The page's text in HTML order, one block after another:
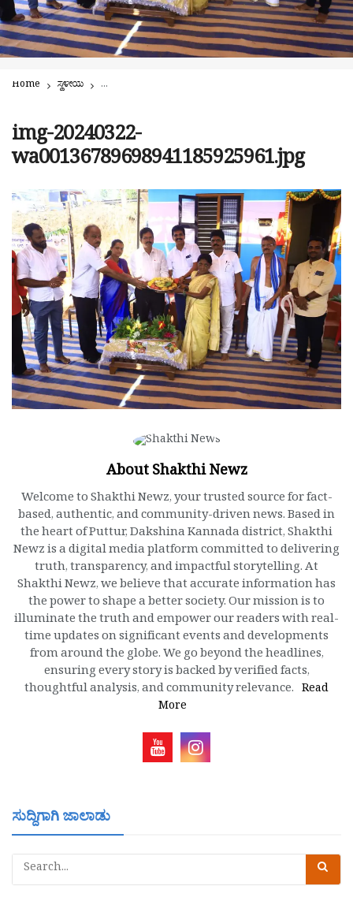
Home ಸ್ಥಳೀಯ ಬಡ ನಿರ್ಗತಿಕ ಕುಟುಂಬಕ್ಕೆ ಧರ್ಮಸ್ಥಳ ಗ್ರಾಮಾಭಿವೃದ್ಧಿ ಯೋಜನೆಯಿಂದ ಸೂರು
img-20240322-
wa00136789698941185925961.jpg
About Shakthi Newz
Welcome to Shakthi Newz, your trusted source for fact-
based, authentic, and community-driven news. Based in
the heart of Puttur, Dakshina Kannada district, Shakthi
Newz is a digital media platform committed to delivering
truth, transparency, and impactful storytelling. At
Shakthi Newz, we believe that accurate information has
the power to shape a better society. Our mission is to
illuminate the truth and empower our readers with real-
time updates on significant events and developments
from around the globe. We go beyond the headlines,
ensuring every story is backed by verified facts,
thoughtful analysis, and community relevance. Read
More
ಸುದ್ದಿಗಾಗಿ ಜಾಲಾಡು